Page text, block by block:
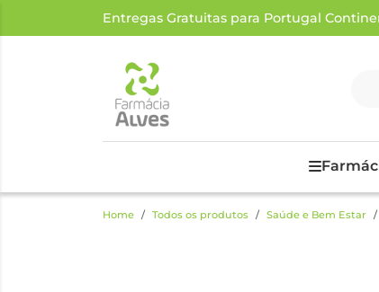
Entregas Gratuitas para Portugal
Home Todos os produtos Saúde e Bem Estar